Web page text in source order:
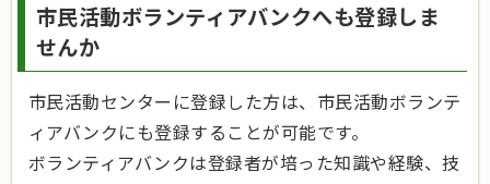
市民活動ボランティアバンクへも登録しま
せんか
市民活動センターに登録した方は、市民活動ボランテ
ィアバンクにも登録することが可能です。
ボランティアバンクは登録者が培った知識や経験、技